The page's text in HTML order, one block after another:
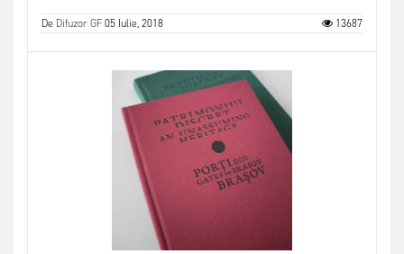
De Difuzor GF05 Iulie, 2018 13687